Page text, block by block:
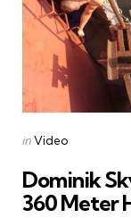
Posted
inVideo
Dominik
360 Meter